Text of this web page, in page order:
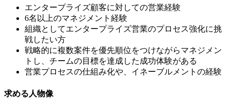
エンタープライズ顧客に対しての営業経験
6名以上のマネジメント経験
組織としてエンタープライズ営業のプロセス強化に挑
戦したい方
戦略的に複数案件を優先順位をつけながらマネジメン
トし、チームの目標を達成した成功体験がある
営業プロセスの仕組み化や、イネーブルメントの経験
求める人物像